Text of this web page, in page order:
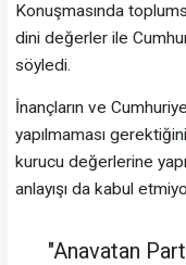
Konuşmasında
dini değerler ile
söyledi.
İnançların ve
yapılmaması
kurucu değerlerine
anlayışı da kabul
"Anavatan